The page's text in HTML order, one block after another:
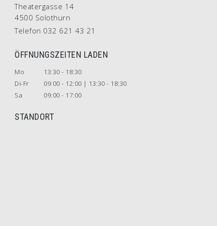
Theatergasse 14
4500 Solothurn
Telefon 032 621 43 21
ÖFFNUNGSZEITEN LADEN
Mo
13:30 - 18:30
Di-Fr
09:00 - 12:00 | 13:30 - 18:30
Sa
09:00 - 17:00
STANDORT